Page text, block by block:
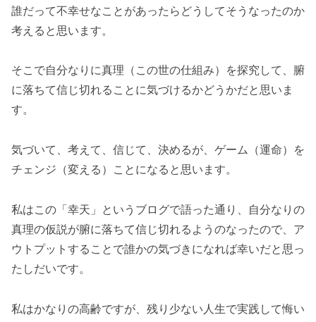
誰だって不幸せなことがあったらどうしてそうなったのか
考えると思います。
そこで自分なりに真理（この世の仕組み）を探究して、腑
に落ちて信じ切れることに気づけるかどうかだと思いま
す。
気づいて、考えて、信じて、決めるが、ゲーム（運命）を
チェンジ（変える）ことになると思います。
私はこの「幸天」というブログで語った通り、自分なりの
真理の仮説が腑に落ちて信じ切れるようのなったので、ア
ウトプットすることで誰かの気づきになれば幸いだと思っ
たしだいです。
私はかなりの高齢ですが、残り少ない人生で実践して悔い